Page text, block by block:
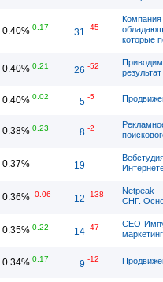
0.40% 0.17 31 -45
Компания
которые
0.40% 0.21 26 -52
Приводим
0.40% 0.02 5 -5
0.38% 0.23 8 -2
0.37% 19
0.36% -0.06 12 -138
Netpeak
СНГ.
0.35% 0.22 14 -47
СЕО-
0.34% 0.17 9 -12